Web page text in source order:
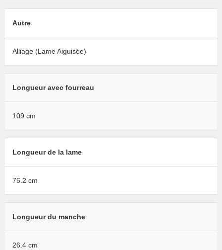
Autre
Alliage (Lame Aiguisée)
Longueur avec fourreau
109 cm
Longueur de la lame
76.2 cm
Longueur du manche
26.4 cm